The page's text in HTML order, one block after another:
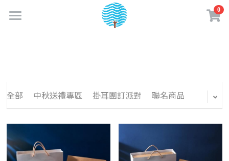
0
品牌故事
成真大事記
實體門市
門市菜單
線上購物專區
夢享卡會員
全部 中秋送禮專區 掛耳團訂派對 聯名商品
×
商品分類